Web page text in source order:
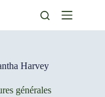
Harvey
générales